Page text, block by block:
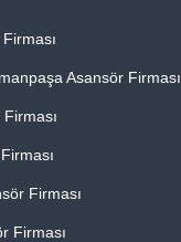
Asansör Firması
Firması
Firması